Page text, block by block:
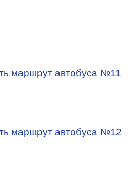
маршрут автобуса №11
маршрут автобуса №12